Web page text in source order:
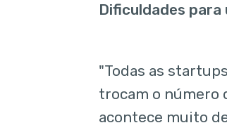
Dificuldades para
"Todas as
trocam o número
acontece muito